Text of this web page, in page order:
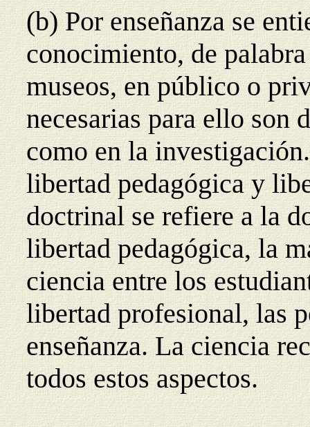
(b) Por enseñanza se
conocimiento, de
museos, en público o
necesarias para ello son
como en la
libertad pedagógica y
doctrinal se refiere a la
libertad pedagógica, la
ciencia entre los
libertad profesional, las
enseñanza. La ciencia
todos estos aspectos.